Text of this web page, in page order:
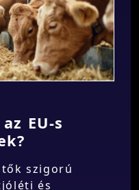
EU-s
szigorú
és